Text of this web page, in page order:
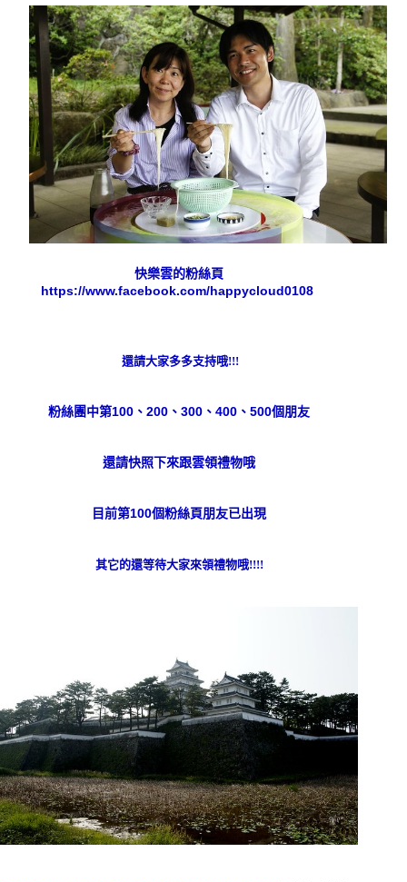
快樂雲的粉絲頁
https://www.facebook.com/happycloud0108
還請大家多多支持哦!!!
粉絲團中第100、200、300、400、500個朋友
還請快照下來跟雲領禮物哦
目前第100個粉絲頁朋友已出現
其它的還等待大家來領禮物哦!!!!